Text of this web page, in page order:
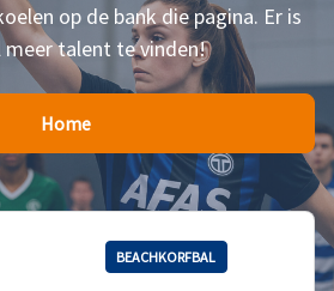
op de bank die pagina. Er is
meer talent te vinden!
Home
BEACHKORFBAL